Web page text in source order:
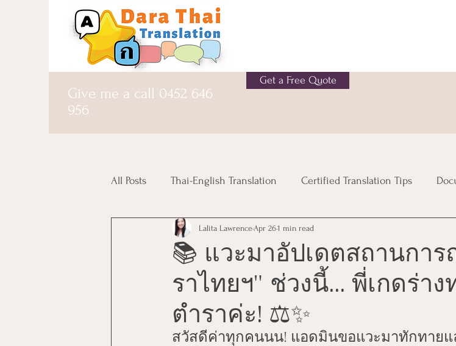
Give me a call 0452 646
956
Get a Free Quote
All Posts Thai-English Translation Certified Translation Tips
Client Success Stories Legal Document Translation
NAATI Certification Updates Family Law Insights NAATI CCL
Australian Citizenship Translation Document Certification Australia
📚 แวะมาอัปเดตสถานกา
ราไทยฯ" ช่วงนี้... พี่เกดร่า
ตำราค่ะ! ⚖️✨
Lalita Lawrence Apr 261 min read
สวัสดีค่าทุกคนนน! แอดมินขอแวะมาทักทายแ